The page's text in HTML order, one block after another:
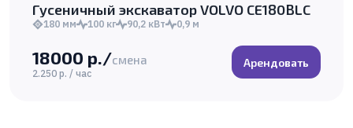
Гусеничный экскаватор VOLVO CE180BLC
180 мм 100 кг 90,2 кВт 0,9 м
18000 р./смена
2.250 р. / час
Арендовать